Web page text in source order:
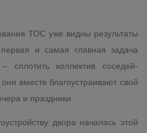
ТОС уже видны результаты
и самая главная задача
сплотить коллектив соседей-
вместе благоустраивают свой
и праздники.
двора началась этой